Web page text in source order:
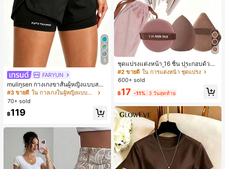
5
FARYUN
mulinsen กางเกงขาสั้นผู้หญิงแบบสบา
ยๆ สีพื้น หลวม อเนกประสงค์ กางเกงขา
สั้นกีฬา 2-In-1 สำหรับวิ่ง ฟิตเนส และก
ารฝึกซ้อมกีฬาในฤดูร้อน
#3 ขายดี
ใน กางเกงในผู้หญิงแบบแอคทีฟ
70+ sold
฿119
ชุดแปรงแต่งหน้า 16 ชิ้น ประกอบด้วยแ
ปรงแต่งหน้า 13 ชิ้น, ฟองน้ำแต่งหน้ารู
ปหยดน้ำ 1 ชิ้น, แปรงแป้งรองพื้นกลม 1
1 ชิ้น - ชุดคลาสสิก ทำจากขนสังเคราะ
หญิงและเด็กผู้หญิง เหมาะสำหรับฤดูใบ
ไม้ร่วงและฤดูหนาว
#2 ขายดี ใน การแต่งหน้า ชุดแปรง
600+ sold
฿17 -11% 3 วันสุดท้าย